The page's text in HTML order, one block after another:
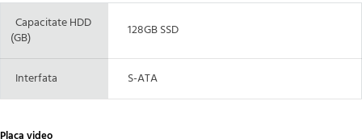
Capacitate HDD
(GB)
128GB SSD
Interfata S-ATA